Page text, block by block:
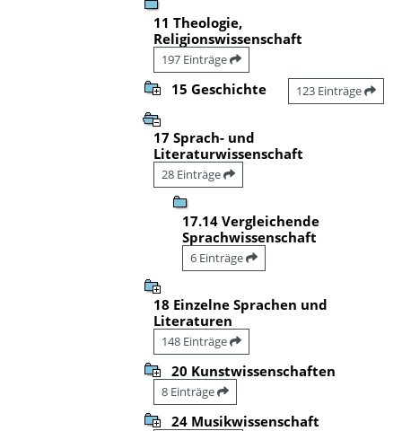
11 Theologie,
Religionswissenschaft
197 Einträge
15 Geschichte 123 Einträge
17 Sprach- und
Literaturwissenschaft
28 Einträge
17.14 Vergleichende
Sprachwissenschaft
6 Einträge
18 Einzelne Sprachen und
Literaturen
148 Einträge
20 Kunstwissenschaften
8 Einträge
24 Musikwissenschaft